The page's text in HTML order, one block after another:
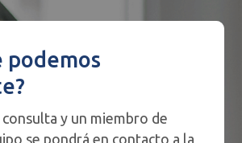
podemos
y un miembro de
se pondrá en contacto a la